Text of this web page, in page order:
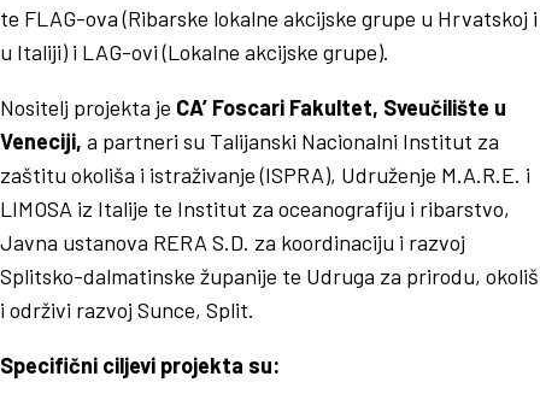
te FLAG-ova (Ribarske lokalne akcijske grupe u Hrvatskoj i
u Italiji) i LAG-ovi (Lokalne akcijske grupe).
Nositelj projekta je CA’ Foscari Fakultet, Sveučilište u
Veneciji, a partneri su Talijanski Nacionalni Institut za
zaštitu okoliša i istraživanje (ISPRA), Udruženje M.A.R.E. i
LIMOSA iz Italije te Institut za oceanografiju i ribarstvo,
Javna ustanova RERA S.D. za koordinaciju i razvoj
Splitsko-dalmatinske županije te Udruga za prirodu, okoliš
i održivi razvoj Sunce, Split.
Specifični ciljevi projekta su: